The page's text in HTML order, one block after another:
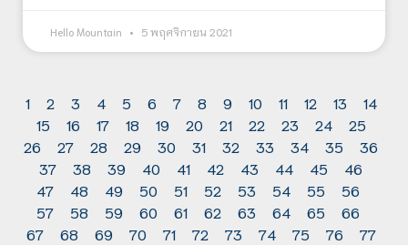
Hello Mountain 5 พฤศจิกายน 2021
1 2 3 4 5 6 7 8 9 10 11 12 13
14
15
16 17 18 19 20 21 22 23 24
25
26
27 28 29 30 31 32 33 34 35
36
37
38 39 40 41 42 43 44 45
46
47
48 49 50 51 52 53 54 55
56
57
58 59 60 61 62 63 64 65
66
67
68 69 70 71 72 73 74 75 76
77